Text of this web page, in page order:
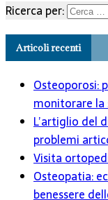
Ricerca per:
Articoli recenti
Osteoporosi:
monitorare la
L’artiglio del
problemi
Visita
Osteopatia:
benessere